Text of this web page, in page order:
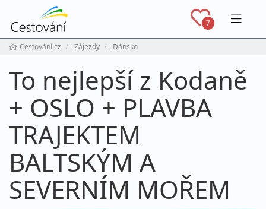
7
Cestování.cz Zájezdy Dánsko
To nejlepší z Kodaně
+ OSLO + PLAVBA
TRAJEKTEM
BALTSKÝM A
SEVERNÍM MOŘEM